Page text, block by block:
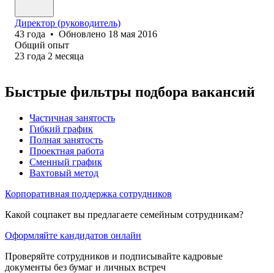
Директор (руководитель)
43 года • Обновлено 18 мая 2016
Общий опыт
23 года 2 месяца
Быстрые фильтры подбора вакансий
Частичная занятость
Гибкий график
Полная занятость
Проектная работа
Сменный график
Вахтовый метод
Корпоративная поддержка сотрудников
Какой соцпакет вы предлагаете семейным сотрудникам?
Оформляйте кандидатов онлайн
Проверяйте сотрудников и подписывайте кадровые
документы без бумаг и личных встреч